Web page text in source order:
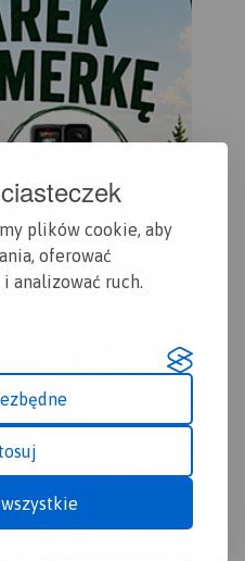
plików cookie, aby
oferować
analizować ruch.